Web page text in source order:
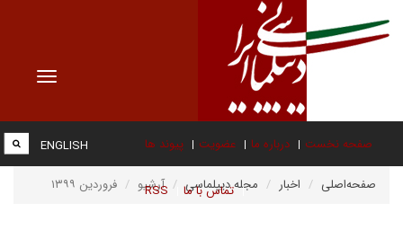
Toggle
صفحه نخست درباره ما عضویت پیوند ها
تماس با ما RSS
ENGLISH
صفحه‌اصلی اخبار مجله دیپلماسی آرشیو فروردین ۱۳۹۹